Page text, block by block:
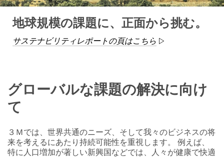
地球規模の課題に、正面から挑む。
サステナビリティレポートの頁はこちら
グローバルな課題の解決に向け
て
３Ｍでは、世界共通のニーズ、そして我々のビジネスの将
来を考えるにあたり持続可能性を重視します。 例えば、
特に人口増加が著しい新興国などでは、人々が健康で快適